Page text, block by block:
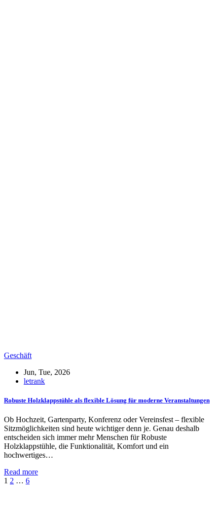
Geschäft
Jun, Tue, 2026
letrank
Robuste Holzklappstühle als flexible Lösung für moderne Veranstaltungen
Ob Hochzeit, Gartenparty, Konferenz oder Vereinsfest – flexible
Sitzmöglichkeiten sind heute wichtiger denn je. Genau deshalb
entscheiden sich immer mehr Menschen für Robuste
Holzklappstühle, die Funktionalität, Komfort und ein
hochwertiges…
Read more
Posts
1 2 … 6